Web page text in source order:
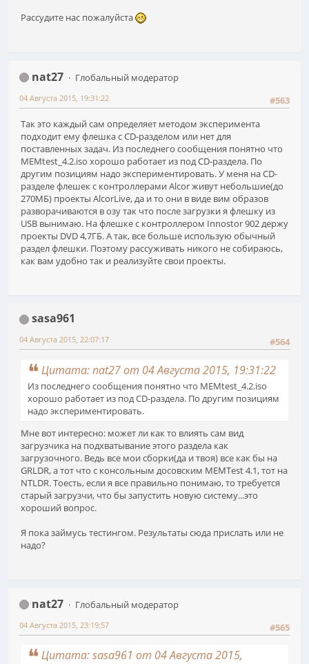
Рассудите нас пожалуйста
nat27
Глобальный модератор
#563
04 Августа 2015, 19:31:22
Так это каждый сам определяет методом эксперимента
подходит ему флешка с CD-разделом или нет для
поставленных задач. Из последнего сообщения понятно что
MEMtest_4.2.iso хорошо работает из под CD-раздела. По
другим позициям надо экспериментировать. У меня на CD-
разделе флешек с контроллерами Alcor живут небольшие(до
270МБ) проекты AlcorLive, да и то они в виде вим образов
разворачиваются в озу так что после загрузки я флешку из
USB вынимаю. На флешке с контроллером Innostor 902 держу
проекты DVD 4,7ГБ. А так, все больше использую обычный
раздел флешки. Поэтому рассуживать никого не собираюсь,
как вам удобно так и реализуйте свои проекты.
sasa961
#564
04 Августа 2015, 22:07:17
Цитата: nat27 от 04 Августа 2015, 19:31:22
Из последнего сообщения понятно что MEMtest_4.2.iso
хорошо работает из под CD-раздела. По другим позициям
надо экспериментировать.
Мне вот интересно: может ли как то влиять сам вид
загрузчика на подхватывание этого раздела как
загрузочного. Ведь все мои сборки(да и твоя) все как бы на
GRLDR, а тот что с консольным досовским MEMTest 4.1, тот на
NTLDR. Тоесть, если я все правильно понимаю, то требуется
старый загрузчи, что бы запустить новую систему...это
хороший вопрос.
Я пока займусь тестингом. Результаты сюда прислать или не
надо?
nat27
Глобальный модератор
#565
04 Августа 2015, 23:19:57
Цитата: sasa961 от 04 Августа 2015,